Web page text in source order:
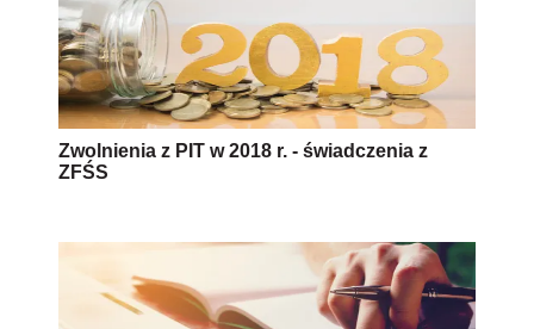
Zwolnienia z PIT w 2018 r. - świadczenia z
ZFŚS